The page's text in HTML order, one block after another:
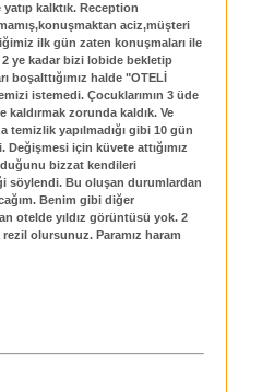
kalktık. Reception
aciz,müşteri
ilk gün zaten konuşmaları ile
ye kadar bizi lobide bekletip
boşalttığımız halde "OTELİ
istemedi. Çocuklarımın 3 üde
zorunda kaldık. Ve
yapılmadığı gibi 10 gün
için küvete attığımız
bizzat kendileri
söylendi. Bu oluşan durumlardan
Benim gibi diğer
otelde yıldız görüntüsü yok. 2
rezil olursunuz. Paramız haram